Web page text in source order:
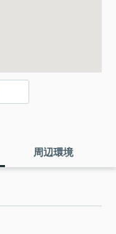
周辺環境